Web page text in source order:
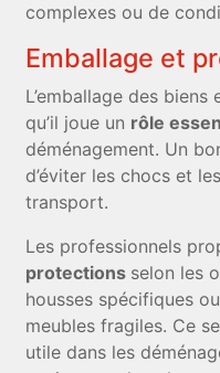
complexes ou de
Emballage et
L’emballage des
qu’il joue un rôle
déménagement. Un
d’éviter les chocs et
transport.
Les professionnels
protections selon les
housses spécifiques
meubles fragiles. Ce
utile dans les